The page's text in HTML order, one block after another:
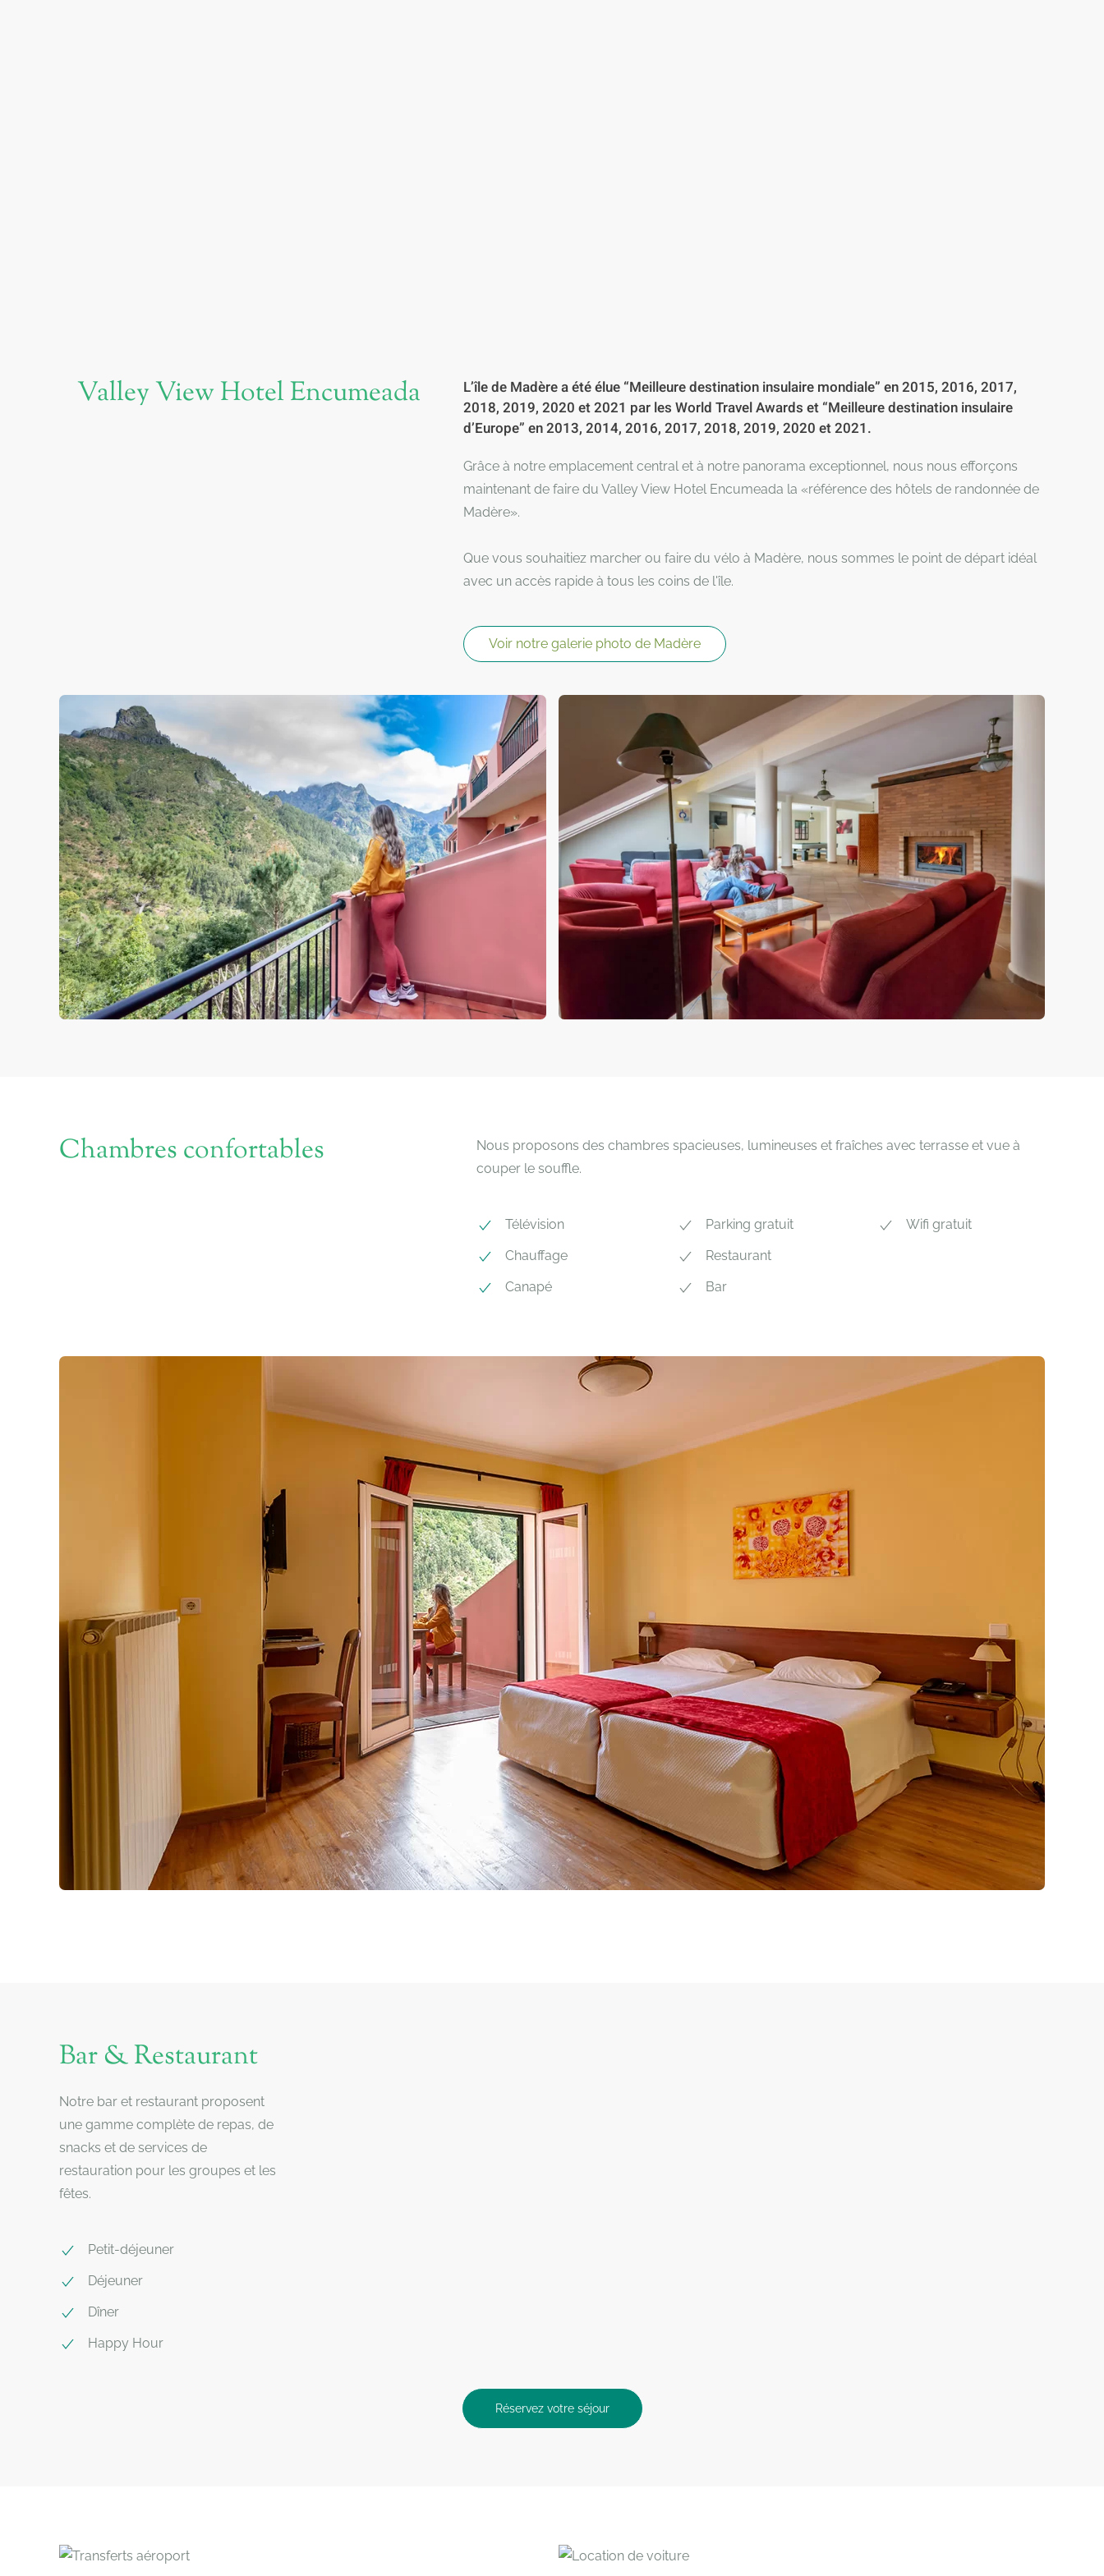
Valley View Hotel Encumeada
L’île de Madère a été élue “Meilleure destination insulaire mondiale” en 2015, 2016, 2017,
2018, 2019, 2020 et 2021 par les World Travel Awards et “Meilleure destination insulaire
d’Europe” en 2013, 2014, 2016, 2017, 2018, 2019, 2020 et 2021.
Grâce à notre emplacement central et à notre panorama exceptionnel, nous nous efforçons
maintenant de faire du Valley View Hotel Encumeada la «référence des hôtels de randonnée de
Madère».
Que vous souhaitiez marcher ou faire du vélo à Madère, nous sommes le point de départ idéal
avec un accès rapide à tous les coins de l'île.
Voir notre galerie photo de Madère
Chambres confortables
Nous proposons des chambres spacieuses, lumineuses et fraîches avec terrasse et vue à
couper le souffle.
Télévision
Chauffage
Canapé
Parking gratuit
Restaurant
Bar
Wifi gratuit
Bar & Restaurant
Notre bar et restaurant proposent
une gamme complète de repas, de
snacks et de services de
restauration pour les groupes et les
fêtes.
Petit-déjeuner
Déjeuner
Dîner
Happy Hour
Réservez votre séjour